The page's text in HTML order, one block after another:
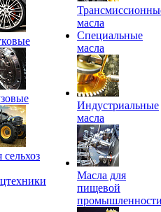
сельхоз
масла
Специальные
масла
Индустриальные
масла
Масла для
пищевой